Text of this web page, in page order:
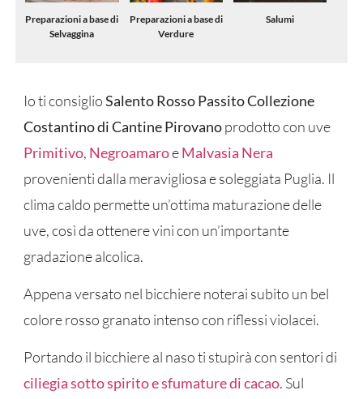
Preparazioni a base di
Selvaggina
Preparazioni a base di
Verdure
Salumi
Io ti consiglioSalento Rosso Passito Collezione
Costantino di Cantine Pirovanoprodotto con uve
Primitivo, NegroamaroeMalvasia Nera
provenienti dalla meravigliosa e soleggiata Puglia. Il
clima caldo permette un’ottima maturazione delle
uve, così da ottenere vini con un’importante
gradazione alcolica.
Appena versato nel bicchiere noterai subito un bel
colore rosso granato intenso con riflessi violacei.
Portando il bicchiere al naso ti stupirà con sentori di
ciliegia sotto spirito e sfumature di cacao. Sul